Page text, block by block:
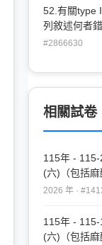
流產率低於
術發現侵犯
52.有關type
列敘述何者錯誤？ (A)type I子
細胞型態主
胞型態則包含serous
cell
素濃度（
宮內膜癌較
且腫瘤較易
#2866630
相關試卷
115年 -
(六)（包括麻
產科、復健
2026 年 ·
115年 -
(六)（包括麻